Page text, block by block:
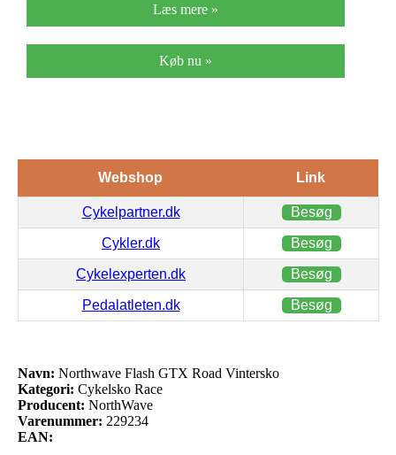
Læs mere »
Køb nu »
Webshop Link
Cykelpartner.dk Besøg
Cykler.dk Besøg
Cykelexperten.dk Besøg
Pedalatleten.dk Besøg
Navn: Northwave Flash GTX Road Vintersko
Kategori: Cykelsko Race
Producent: NorthWave
Varenummer: 229234
EAN: